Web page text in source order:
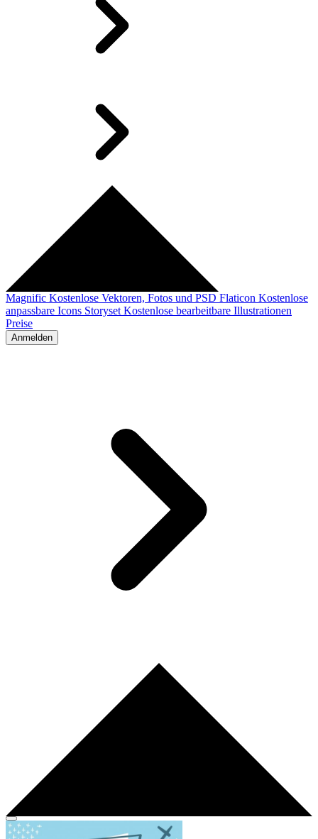
Magnific Kostenlose Vektoren, Fotos und PSD Flaticon Kostenlose
anpassbare Icons Storyset Kostenlose bearbeitbare Illustrationen
Preise
Anmelden